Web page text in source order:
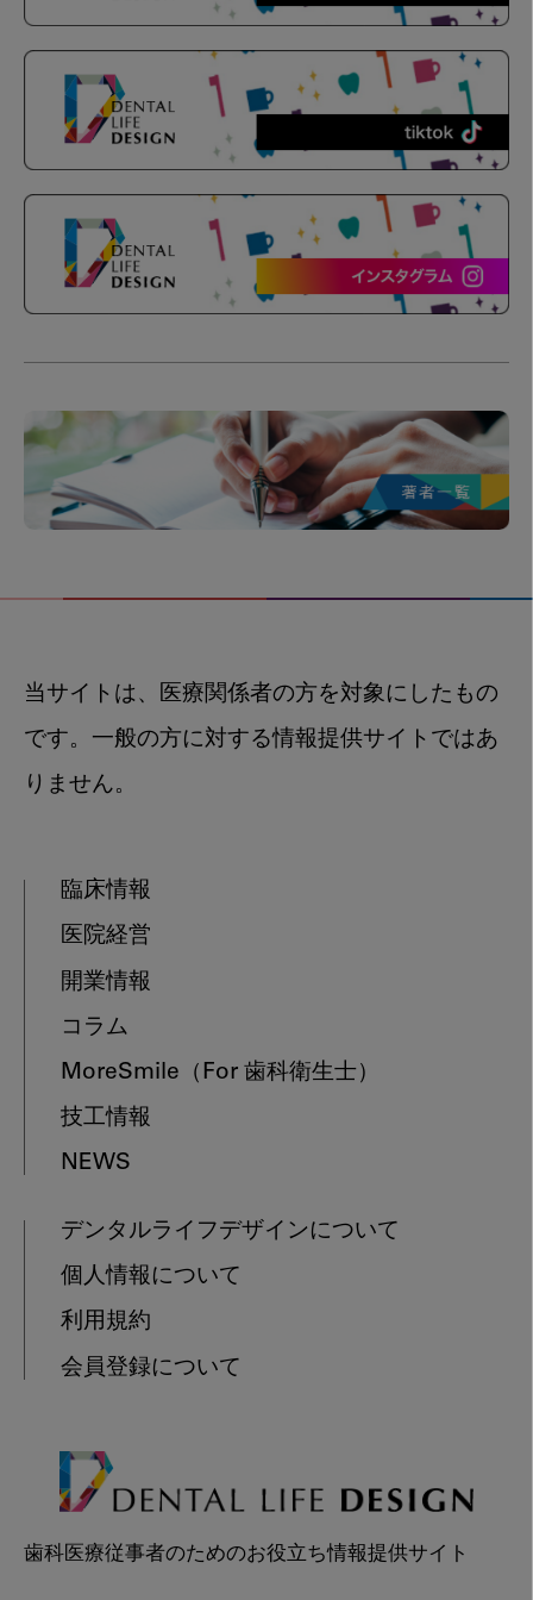
当サイトは、医療関係者の方を対象にしたもの
です。一般の方に対する情報提供サイトではあ
りません。
臨床情報
医院経営
開業情報
コラム
MoreSmile （For 歯科衛生士）
技工情報
NEWS
デンタルライフデザインについて
個人情報について
利用規約
会員登録について
歯科医療従事者のためのお役立ち情報提供サイト